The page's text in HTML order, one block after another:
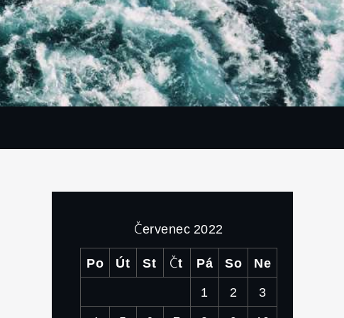
Červenec 2022
Po Út St Čt Pá So
Ne
1
2
3